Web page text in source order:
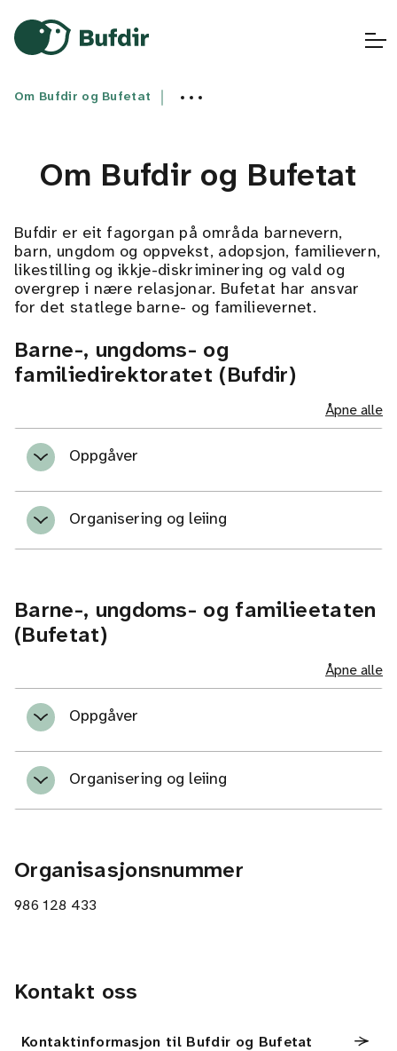
Gå til fremsiden
Om Bufdir og Bufetat
Om Bufdir og Bufetat
Bufdir er eit fagorgan på områda barnevern,
barn, ungdom og oppvekst, adopsjon, familievern,
likestilling og ikkje-diskriminering og vald og
overgrep i nære relasjonar. Bufetat har ansvar
for det statlege barne- og familievernet.
Barne-, ungdoms- og
familiedirektoratet (Bufdir)
Åpne alle
Oppgåver
Organisering og leiing
Barne-, ungdoms- og familieetaten
(Bufetat)
Åpne alle
Oppgåver
Organisering og leiing
Organisasjonsnummer
986 128 433
Kontakt oss
Kontaktinformasjon til Bufdir og Bufetat